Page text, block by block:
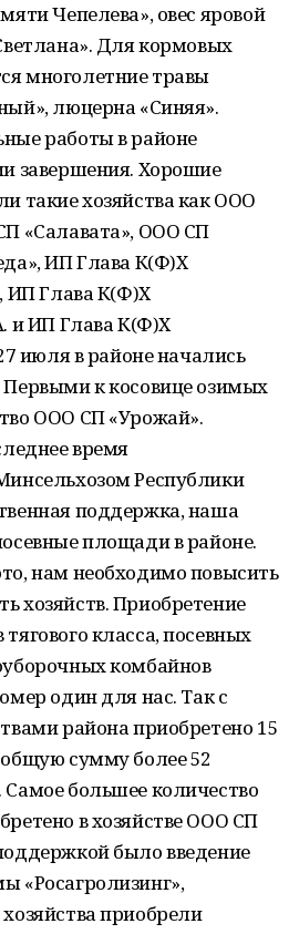
Чепелева», овес яровой
Для кормовых
многолетние травы
люцерна «Синяя».
работы в районе
завершения. Хорошие
такие хозяйства как ООО
«Салавата», ООО СП
ИП Глава К(Ф)Х
ИП Глава К(Ф)Х
и ИП Глава К(Ф)Х
июля в районе начались
к косовице озимых
ООО СП «Урожай».
время
Республики
поддержка, наша
площади в районе.
нам необходимо повысить
хозяйств. Приобретение
класса, посевных
комбайнов
один для нас. Так с
района приобретено 15
сумму более 52
большее количество
в хозяйстве ООО СП
было введение
«Росагролизинг»,
приобрели